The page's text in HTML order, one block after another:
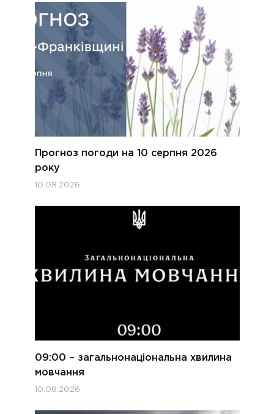
Прогноз погоди на 10 серпня 2026
року
10.08.2026
09:00 – загальнонаціональна хвилина
мовчання
10.08.2026